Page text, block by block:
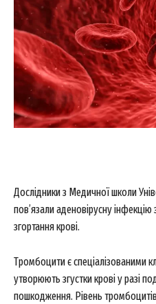
Дослідники з Медичної школи
пов’язали аденовірусну
згортання крові.
Тромбоцити є спеціалізованими
утворюють згустки крові у разі
пошкодження. Рівень